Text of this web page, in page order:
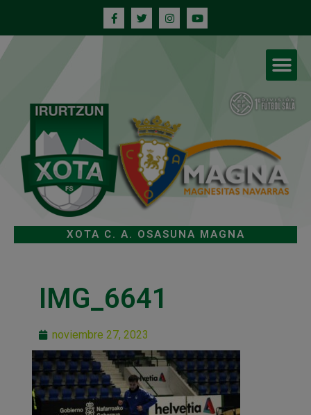
XOTA C. A. OSASUNA MAGNA
IMG_6641
noviembre 27, 2023